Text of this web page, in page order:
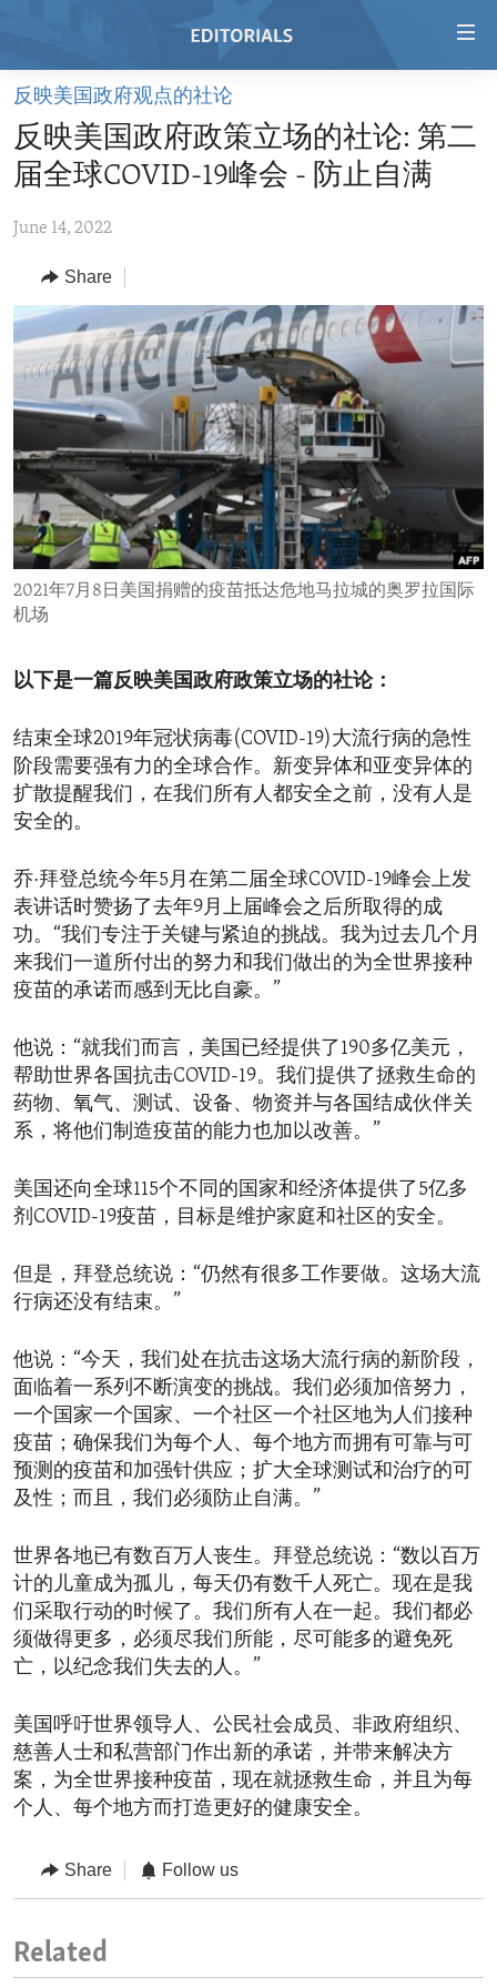
Skip
main
content
to
Navigation
Skip
to
Search
HOME
VIDEO
REGIONS
AFRICA
AMERICAS
ASIA
EUROPE
MIDDLE EAST
TOPICS
HUMAN RIGHTS
SECURITY AND DEFENSE
AID AND DEVELOPMENT
DEMOCRACY AND GOVERNANCE
ECONOMY AND TRADE
ENVIRONMENT AND HEALTH
IDEALS AND INSTITUTIONS
ARCHIVE
ABOUT US
FOLLOW US
反映美国政府观点的社论
反映美国政府政策立场的社论: 第二
届全球COVID-19峰会 - 防止自满
June 14, 2022
Share
2021年7月8日美国捐赠的疫苗抵达危地马拉城的奥罗拉国际
机场
以下是一篇反映美国政府政策立场的社论：
结束全球2019年冠状病毒(COVID-19)大流行病的急性
阶段需要强有力的全球合作。新变异体和亚变异体的
扩散提醒我们，在我们所有人都安全之前，没有人是
安全的。
乔·拜登总统今年5月在第二届全球COVID-19峰会上发
表讲话时赞扬了去年9月上届峰会之后所取得的成
功。“我们专注于关键与紧迫的挑战。我为过去几个月
来我们一道所付出的努力和我们做出的为全世界接种
疫苗的承诺而感到无比自豪。”
他说：“就我们而言，美国已经提供了190多亿美元，
帮助世界各国抗击COVID-19。我们提供了拯救生命的
药物、氧气、测试、设备、物资并与各国结成伙伴关
系，将他们制造疫苗的能力也加以改善。”
美国还向全球115个不同的国家和经济体提供了5亿多
剂COVID-19疫苗，目标是维护家庭和社区的安全。
但是，拜登总统说：“仍然有很多工作要做。这场大流
行病还没有结束。”
他说：“今天，我们处在抗击这场大流行病的新阶段，
面临着一系列不断演变的挑战。我们必须加倍努力，
一个国家一个国家、一个社区一个社区地为人们接种
疫苗；确保我们为每个人、每个地方而拥有可靠与可
预测的疫苗和加强针供应；扩大全球测试和治疗的可
及性；而且，我们必须防止自满。”
世界各地已有数百万人丧生。拜登总统说：“数以百万
计的儿童成为孤儿，每天仍有数千人死亡。现在是我
们采取行动的时候了。我们所有人在一起。我们都必
须做得更多，必须尽我们所能，尽可能多的避免死
亡，以纪念我们失去的人。”
美国呼吁世界领导人、公民社会成员、非政府组织、
慈善人士和私营部门作出新的承诺，并带来解决方
案，为全世界接种疫苗，现在就拯救生命，并且为每
个人、每个地方而打造更好的健康安全。
Share Follow us
Related